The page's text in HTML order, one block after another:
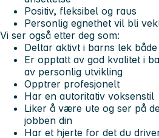
Positiv, fleksibel og raus
Personlig egnethet vil bli
Vi ser også etter deg som:
Deltar aktivt i barns lek
Er opptatt av god kvalitet i
av personlig utvikling
Opptrer profesjonelt
Har en autoritativ voksenstil
Liker å være ute og ser på
jobben din
Har et hjerte for det du